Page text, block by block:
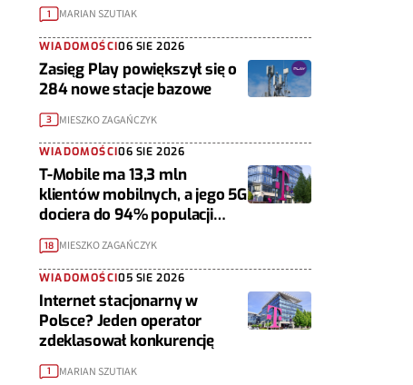
1 MARIAN SZUTIAK
WIADOMOŚCI06 SIE 2026
Zasięg Play powiększył się o
284 nowe stacje bazowe
3 MIESZKO ZAGAŃCZYK
WIADOMOŚCI06 SIE 2026
T-Mobile ma 13,3 mln
klientów mobilnych, a jego 5G
dociera do 94% populacji
Polski
18 MIESZKO ZAGAŃCZYK
WIADOMOŚCI05 SIE 2026
Internet stacjonarny w
Polsce? Jeden operator
zdeklasował konkurencję
1 MARIAN SZUTIAK